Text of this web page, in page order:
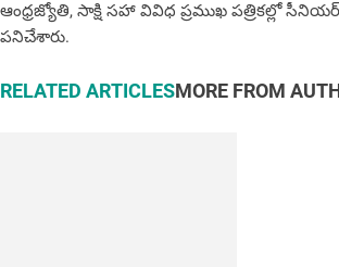
ఆంధ్ర‌జ్యోతి, సాక్షి స‌హా వివిధ ప్ర‌ముఖ‌ ప‌త్రిక‌ల్లో
ప‌నిచేశారు.
RELATED ARTICLESMORE FROM